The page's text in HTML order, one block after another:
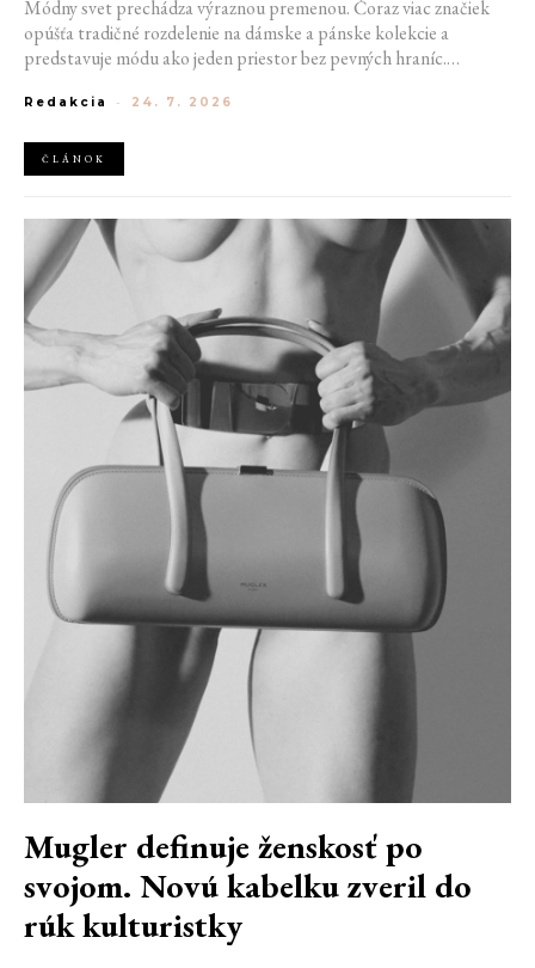
Módny svet prechádza výraznou premenou. Čoraz viac značiek
opúšťa tradičné rozdelenie na dámske a pánske kolekcie a
predstavuje módu ako jeden priestor bez pevných hraníc.
udržateľnosť naznačujú, že klasické týždne módy môžu čoskoro
Redakcia - 24. 7. 2026
ČLÁNOK
Mugler definuje ženskosť po
svojom. Novú kabelku zveril do
rúk kulturistky